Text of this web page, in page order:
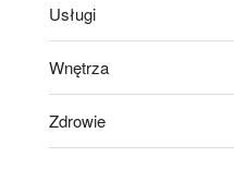
Usługi
Wnętrza
Zdrowie